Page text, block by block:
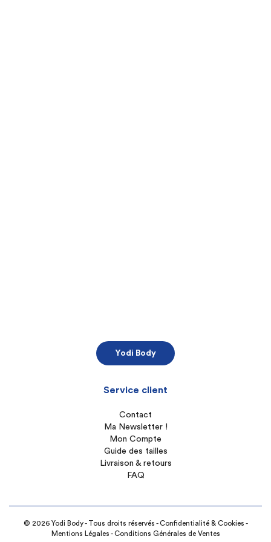
Yodi Body
Service client
Contact
Ma Newsletter !
Mon Compte
Guide des tailles
Livraison & retours
FAQ
© 2026 Yodi Body - Tous droits réservés -Confidentialité & Cookies -
Mentions Légales -Conditions Générales de Ventes